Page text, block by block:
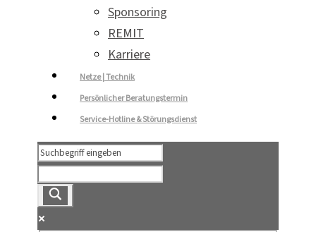
Sponsoring
REMIT
Karriere
Netze | Technik
Persönlicher Beratungstermin
Service-Hotline & Störungsdienst